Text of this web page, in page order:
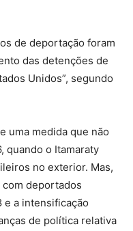
de deportação foram
das detenções de
Unidos”, segundo
uma medida que não
quando o Itamaraty
no exterior. Mas,
com deportados
e a intensificação
de política relativa